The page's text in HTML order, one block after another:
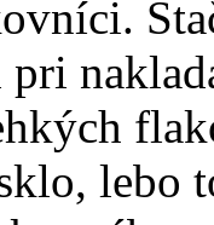
lebo